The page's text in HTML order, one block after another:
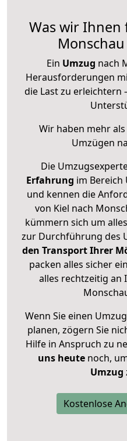
Was wir
Ein Umzug nach
Herausforderungen
die Last zu erleichtern
Wir haben mehr
Umzügen
Die
Erfahrung im Bereich
und kennen die
von Kiel nach
kümmern sich um
zur Durchführung des
den Transport Ihrer
packen alles sicher
alles rechtzeitig an
Wenn Sie einen
planen, zögern Sie
Hilfe in Anspruch zu
uns heutenoch,
Umzug
Kostenlose